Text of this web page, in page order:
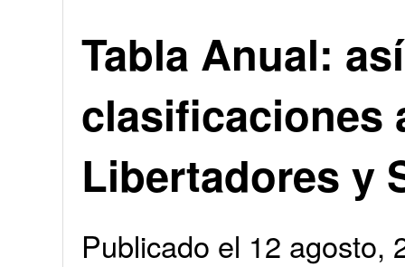
Tabla Anual:
clasificaciones
Libertadores y
Publicado el 12 agosto,